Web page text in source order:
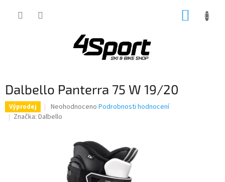
Dalbello Panterra 75 W 19/20
Výprodej
Průměrné
hodnocení
hvězdiček.
Neohodnoceno Podrobnosti hodnocení
Značka: Dalbello